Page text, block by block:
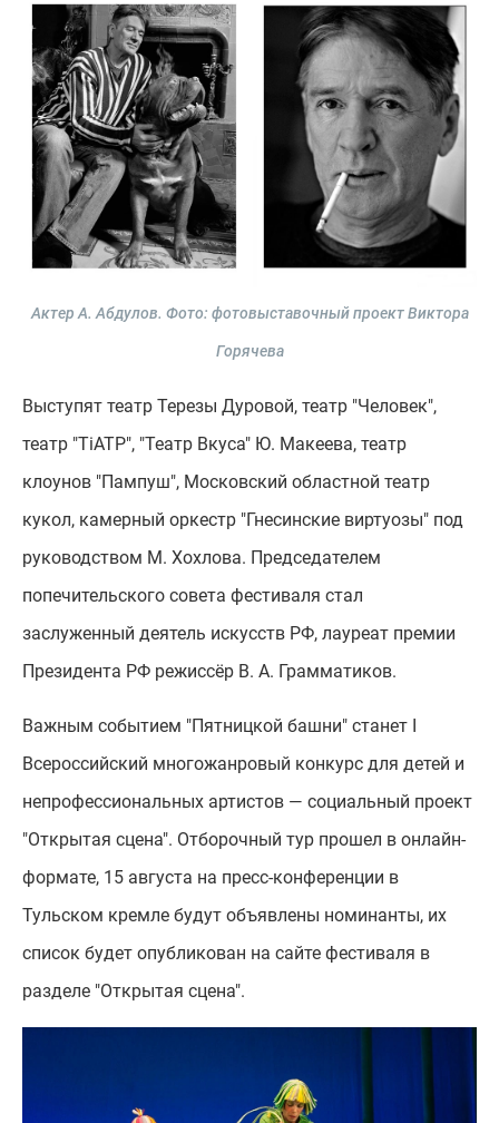
Актер А. Абдулов. Фото: фотовыставочный проект Виктора
Горячева
Выступят театр Терезы Дуровой, театр "Человек",
театр "ТiАТР", "Театр Вкуса" Ю. Макеева, театр
клоунов "Пампуш", Московский областной театр
кукол, камерный оркестр "Гнесинские виртуозы" под
руководством М. Хохлова. Председателем
попечительского совета фестиваля стал
заслуженный деятель искусств РФ, лауреат премии
Президента РФ режиссёр В. А. Грамматиков.
Важным событием "Пятницкой башни" станет I
Всероссийский многожанровый конкурс для детей и
непрофессиональных артистов — социальный проект
"Открытая сцена". Отборочный тур прошел в онлайн-
формате, 15 августа на пресс-конференции в
Тульском кремле будут объявлены номинанты, их
список будет опубликован на сайте фестиваля в
разделе "Открытая сцена".